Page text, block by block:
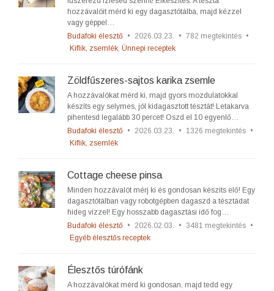
hozzávalóit mérd ki egy dagasztótálba, majd kézzel
vagy géppel…
Budafoki élesztő • 2026.03.23. • 782 megtekintés •
Kiflik, zsemlék, Ünnepi receptek
Zöldfűszeres-sajtos karika zsemle
A hozzávalókat mérd ki, majd gyors mozdulatokkal
készíts egy selymes, jól kidagasztott tésztát! Letakarva
pihentesd legalább 30 percet! Oszd el 10 egyenlő…
Budafoki élesztő • 2026.03.23. • 1326 megtekintés •
Kiflik, zsemlék
Cottage cheese pinsa
Minden hozzávalót mérj ki és gondosan készíts elő! Egy
dagasztótálban vagy robotgépben dagaszd a tésztádat
hideg vízzel! Egy hosszabb dagasztási idő fog…
Budafoki élesztő • 2026.02.03. • 3481 megtekintés •
Egyéb élesztős receptek
Élesztős túrófánk
A hozzávalókat mérd ki gondosan, majd tedd egy